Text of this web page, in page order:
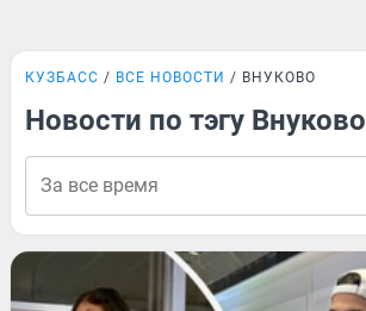
КУЗБАСС ВСЕ НОВОСТИ ВНУКОВО
Новости по тэгу Внуково